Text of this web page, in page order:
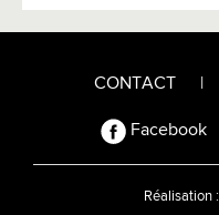
CONTACT |
Facebook
Réalisation :